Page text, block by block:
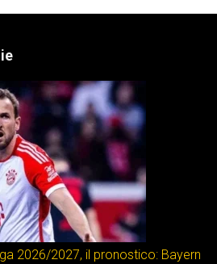
2026/2027, il pronostico: Bayern